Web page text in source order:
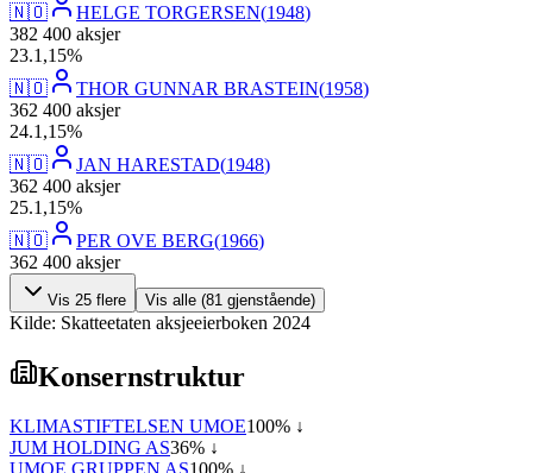
🇳🇴
HELGE TORGERSEN(1948)
382 400 aksjer
23.1,15%
🇳🇴
THOR GUNNAR BRASTEIN(1958)
362 400 aksjer
24.1,15%
🇳🇴
JAN HARESTAD(1948)
362 400 aksjer
25.1,15%
🇳🇴
PER OVE BERG(1966)
362 400 aksjer
Vis 25 flere Vis alle (81 gjenstående)
Kilde: Skatteetaten aksjeeierboken 2024
Konsernstruktur
KLIMASTIFTELSEN UMOE100% ↓
JUM HOLDING AS36% ↓